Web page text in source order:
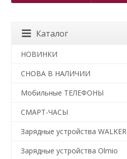
Каталог
НОВИНКИ
СНОВА В НАЛИЧИИ
Мобильные ТЕЛЕФОНЫ
СМАРТ-ЧАСЫ
Зарядные устройства WALKER
Зарядные устройства Olmio